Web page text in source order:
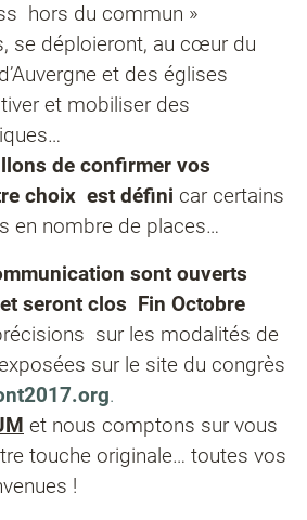
hors du commun »
se déploieront, au cœur du
et des églises
et mobiliser des
de confirmer vos
choix est défini car certains
en nombre de places…
sont ouverts
seront clos Fin Octobre
sur les modalités de
sur le site du congrès
.
et nous comptons sur vous
touche originale… toutes vos
!